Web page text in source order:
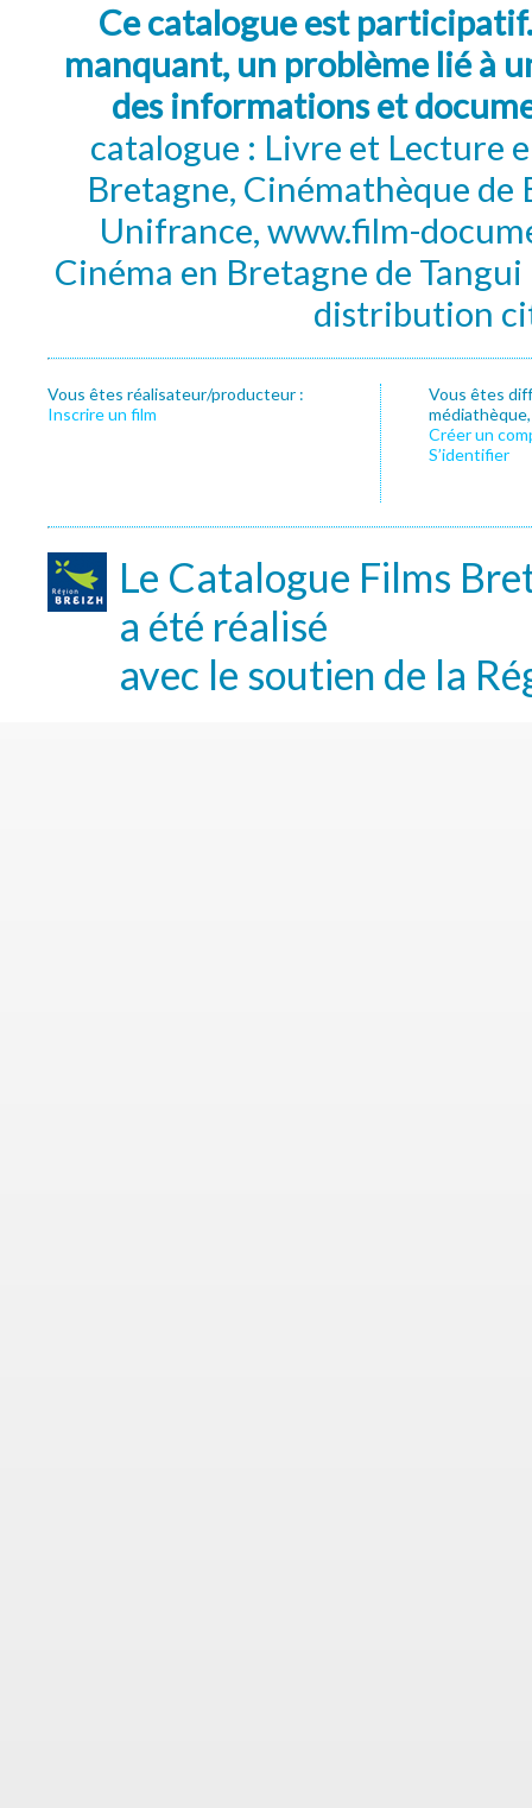
Ce catalogue est
manquant, un problème lié à
des informations et
catalogue : Livre et Lecture
Bretagne, Cinémathèque de
Unifrance, www.film-
Cinéma en Bretagne de
distribution
Vous êtes réalisateur/producteur :
Inscrire un film
Vous êtes
Créer un
S’identifier
Le Catalogue Films
a été réalisé
avec le soutien de la